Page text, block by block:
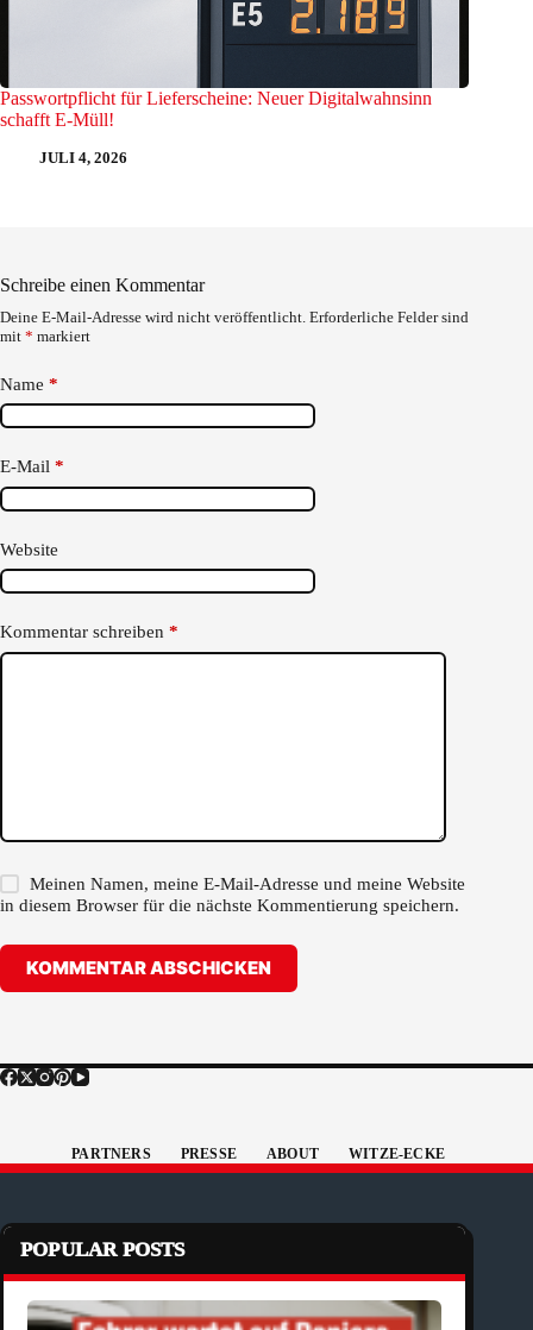
Passwortpflicht für Lieferscheine: Neuer Digitalwahnsinn
schafft E-Müll!
JULI 4, 2026
Schreibe einen Kommentar
Deine E-Mail-Adresse wird nicht veröffentlicht. Erforderliche Felder sind
mit * markiert
Name *
E-Mail *
Website
Kommentar schreiben *
Meinen Namen, meine E-Mail-Adresse und meine Website
in diesem Browser für die nächste Kommentierung speichern.
KOMMENTAR ABSCHICKEN
PARTNERS PRESSE ABOUT WITZE-ECKE
POPULAR POSTS